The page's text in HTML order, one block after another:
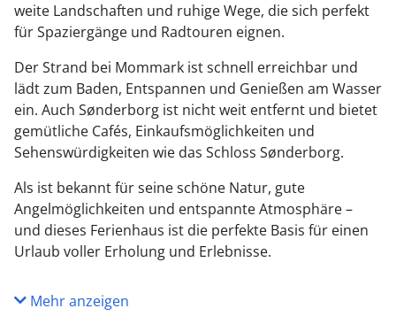
weite Landschaften und ruhige Wege, die sich perfekt
für Spaziergänge und Radtouren eignen.
Der Strand bei Mommark ist schnell erreichbar und
lädt zum Baden, Entspannen und Genießen am Wasser
ein. Auch Sønderborg ist nicht weit entfernt und bietet
gemütliche Cafés, Einkaufsmöglichkeiten und
Sehenswürdigkeiten wie das Schloss Sønderborg.
Als ist bekannt für seine schöne Natur, gute
Angelmöglichkeiten und entspannte Atmosphäre –
und dieses Ferienhaus ist die perfekte Basis für einen
Urlaub voller Erholung und Erlebnisse.
Mehr anzeigen